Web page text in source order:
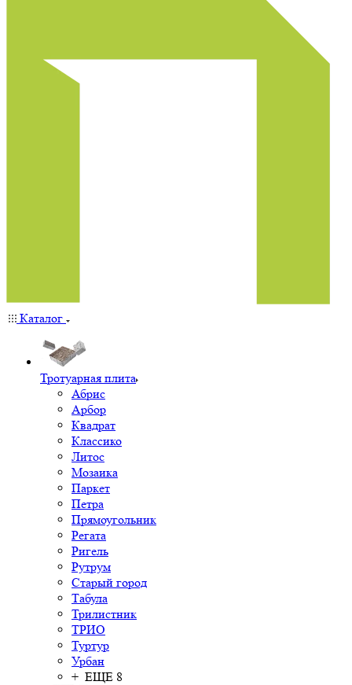
Каталог
Тротуарная плита
Абрис
Арбор
Квадрат
Классико
Литос
Мозаика
Паркет
Петра
Прямоугольник
Регата
Ригель
Рутрум
Старый город
Табула
Трилистник
ТРИО
Туртур
Урбан
+ ЕЩЕ 8